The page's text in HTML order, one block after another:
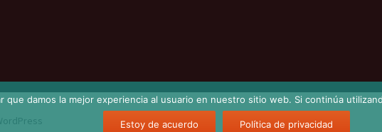
que damos la mejor experiencia al usuario en nuestro sitio web. Si continúa
Estoy de acuerdo Política de privacidad